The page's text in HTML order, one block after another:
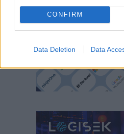
CONFIRM
Data Deletion Data